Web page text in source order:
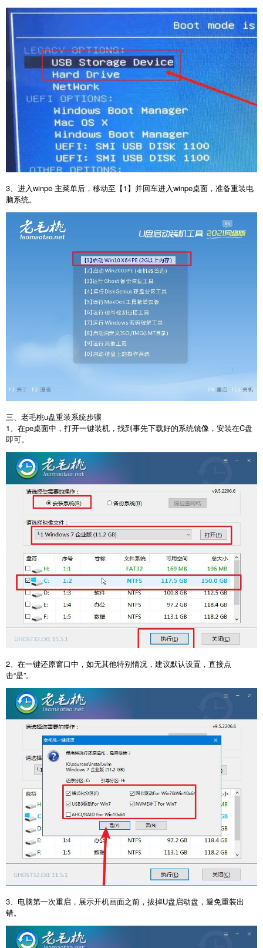
3、进入winpe 主菜单后，移动至【1】并回车进入winpe桌面，准备重装电
脑系统。
三、老毛桃u盘重装系统步骤
1、在pe桌面中，打开一键装机，找到事先下载好的系统镜像，安装在C盘
即可。
2、在一键还原窗口中，如无其他特别情况，建议默认设置，直接点
击“是”。
3、电脑第一次重启，展示开机画面之前，拔掉U盘启动盘，避免重装出
错。